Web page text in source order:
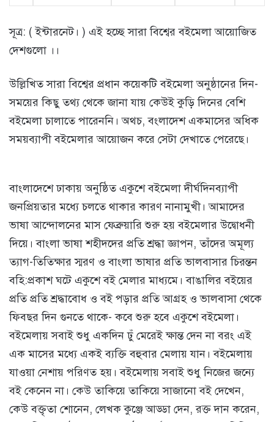
সূত্র: ( ইন্টারনেট। ) এই হচ্ছে সারা বিশ্বের বইমেলা আয়োজিত
দেশগুলো ।।
উল্লিখিত সারা বিশ্বের প্রধান কয়েকটি বইমেলা অনুষ্ঠানের দিন-
সময়ের কিছু তথ্য থেকে জানা যায় কেউই কুড়ি দিনের বেশি
বইমেলা চালাতে পারেননি। অথচ, বংলাদেশ একমাসের অধিক
সময়ব্যাপী বইমেলার আয়োজন করে সেটা দেখাতে পেরেছে।
বাংলাদেশে ঢাকায় অনুষ্ঠিত একুশে বইমেলা দীর্ঘদিনব্যাপী
জনপ্রিয়তার মধ্যে চলতে থাকার কারণ নানামুখী। আমাদের
ভাষা আন্দোলনের মাস ফেব্রুয়ারি শুরু হয় বইমেলার উদ্বোধনী
দিয়ে। বাংলা ভাষা শহীদদের প্রতি শ্রদ্ধা জ্ঞাপন, তাঁদের অমূল্য
ত্যাগ-তিতিক্ষার স্মরণ ও বাংলা ভাষার প্রতি ভালবাসার চিরন্তন
বহি:প্রকাশ ঘটে একুশে বই মেলার মাধ্যমে। বাঙালির বইয়ের
প্রতি প্রতি শ্রদ্ধাবোধ ও বই পড়ার প্রতি আগ্রহ ও ভালবাসা থেকে
ফিবছর দিন গুনতে থাকে- কবে শুরু হবে একুশে বইমেলা।
বইমেলায় সবাই শুধু একদিন ঢুঁ মেরেই ক্ষান্ত দেন না বরং এই
এক মাসের মধ্যে একই ব্যক্তি বহুবার মেলায় যান। বইমেলায়
যাওয়া নেশায় পরিণত হয়। বইমেলায় সবাই শুধু নিজের জন্যে
বই কেনেন না। কেউ তাকিয়ে তাকিয়ে সাজানো বই দেখেন,
কেউ বক্তৃতা শোনেন, লেখক কুঞ্জে আড্ডা দেন, রক্ত দান করেন,